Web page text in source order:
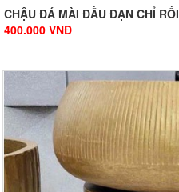
CHẬU ĐÁ MÀI ĐẦU ĐẠN CHỈ RỐI
400.000 VNĐ